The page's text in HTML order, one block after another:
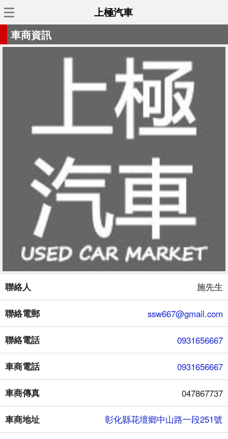
上極汽車
車商資訊
聯絡人 施先生
聯絡電郵 ssw667@gmail.com
聯絡電話 0931656667
車商電話 0931656667
車商傳真 047867737
車商地址 彰化縣花壇鄉中山路一段251號